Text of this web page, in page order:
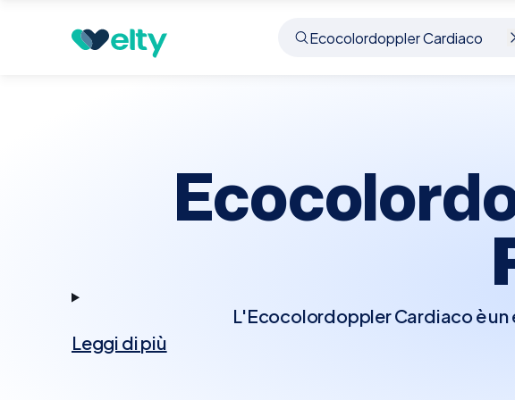
Prenota visita Ecocolordoppler Cardiaco Rovigo
L'Ecocolordoppler Cardiaco è un
Leggi di più